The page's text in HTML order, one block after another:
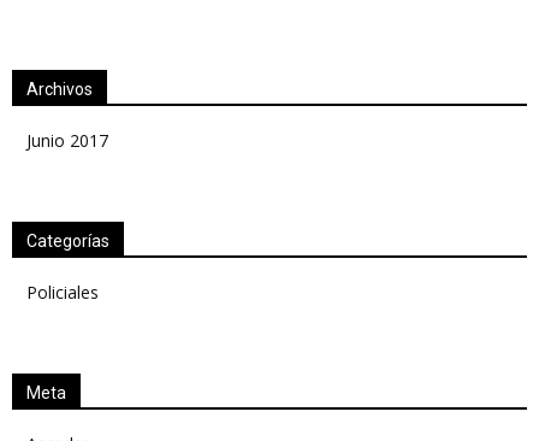
Archivos
Junio 2017
Categorías
Policiales
Meta